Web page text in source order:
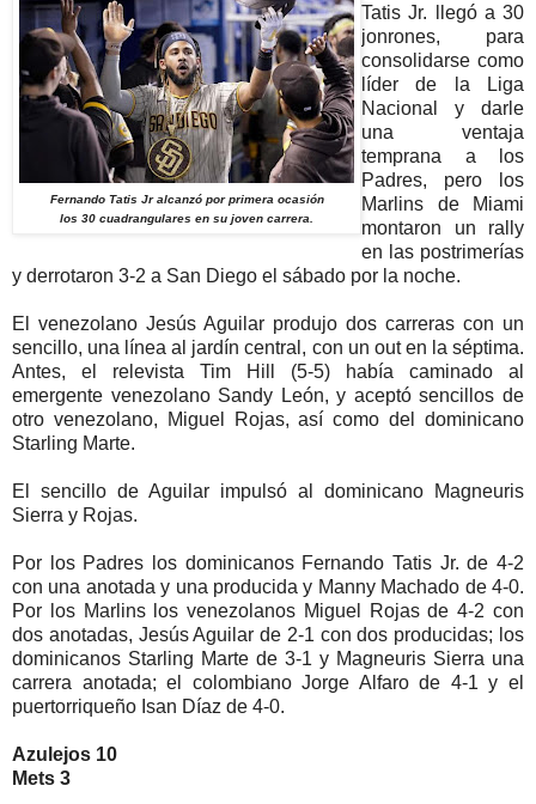
Fernando Tatis Jr alcanzó por primera ocasión
los 30 cuadrangulares en su joven carrera.
Tatis Jr. llegó a 30
jonrones, para
consolidarse como
líder de la Liga
Nacional y darle
una ventaja
temprana a los
Padres, pero los
Marlins de Miami
montaron un rally
en las postrimerías
y derrotaron 3-2 a San Diego el sábado por la noche.
El venezolano Jesús Aguilar produjo dos carreras con un
sencillo, una línea al jardín central, con un out en la séptima.
Antes, el relevista Tim Hill (5-5) había caminado al
emergente venezolano Sandy León, y aceptó sencillos de
otro venezolano, Miguel Rojas, así como del dominicano
Starling Marte.
El sencillo de Aguilar impulsó al dominicano Magneuris
Sierra y Rojas.
Por los Padres los dominicanos Fernando Tatis Jr. de 4-2
con una anotada y una producida y Manny Machado de 4-0.
Por los Marlins los venezolanos Miguel Rojas de 4-2 con
dos anotadas, Jesús Aguilar de 2-1 con dos producidas; los
dominicanos Starling Marte de 3-1 y Magneuris Sierra una
carrera anotada; el colombiano Jorge Alfaro de 4-1 y el
puertorriqueño Isan Díaz de 4-0.
Azulejos 10
Mets 3